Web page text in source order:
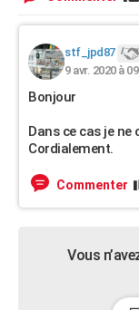
stf_jpd87
9 avr. 2020 à
Bonjour
Dans ce cas je
Cordialement.
Commenter
Vous